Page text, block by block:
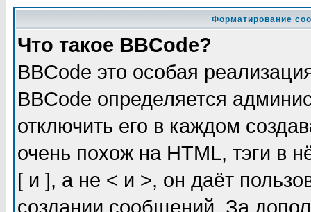
Форматирование
Что такое BBCode?
BBCode это особая
BBCode определяется
отключить его в каждом
очень похож на HTML, тэги в
[ и ], а не < и >, он даёт
создании сообщений. За